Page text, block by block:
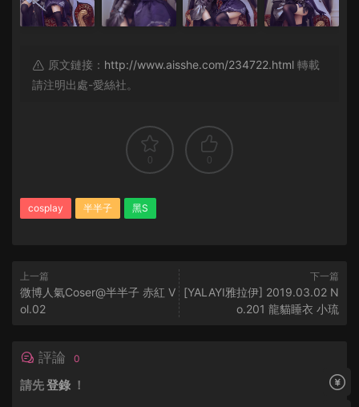
原文鏈接： http://www.aisshe.com/234722.html 轉載
請注明出處-愛絲社。
0 0
cosplay 半半子 黑S
上一篇
微博人氣Coser@半半子 赤紅 V
ol.02
下一篇
[YALAYI雅拉伊] 2019.03.02 N
o.201 龍貓睡衣 小琉
評論 0
請先登錄 ！